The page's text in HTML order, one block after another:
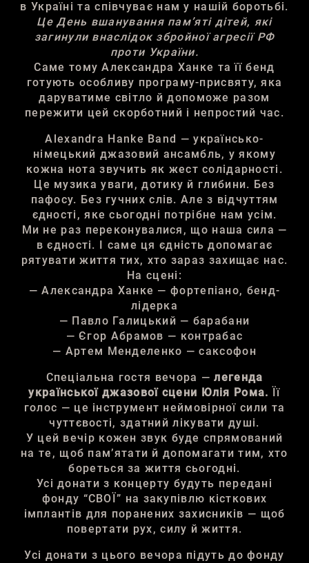
в Україні та співчуває нам у нашій боротьбі.
Це День вшанування пам’яті дітей, які
загинули внаслідок збройної агресії РФ
проти України.
Саме тому Александра Ханке та її бенд
готують особливу програму-присвяту, яка
даруватиме світло й допоможе разом
пережити цей скорботний і непростий час.
Alexandra Hanke Band — українсько-
німецький джазовий ансамбль, у якому
кожна нота звучить як жест солідарності.
Це музика уваги, дотику й глибини. Без
пафосу. Без гучних слів. Але з відчуттям
єдності, яке сьогодні потрібне нам усім.
Ми не раз переконувалися, що наша сила —
в єдності. І саме ця єдність допомагає
рятувати життя тих, хто зараз захищає нас.
На сцені:
— Александра Ханке — фортепіано, бенд-
лідерка
— Павло Галицький — барабани
— Єгор Абрамов — контрабас
— Артем Менделенко — саксофон
Спеціальна гостя вечора —легенда
української джазової сцени Юлія Рома. Її
голос — це інструмент неймовірної сили та
чуттєвості, здатний лікувати душі.
У цей вечір кожен звук буде спрямований
на те, щоб пам’ятати й допомагати тим, хто
бореться за життя сьогодні.
Усі донати з концерту будуть передані
фонду “СВОЇ” на закупівлю кісткових
імплантів для поранених захисників — щоб
повертати рух, силу й життя.
Усі донати з цього вечора підуть до фонду